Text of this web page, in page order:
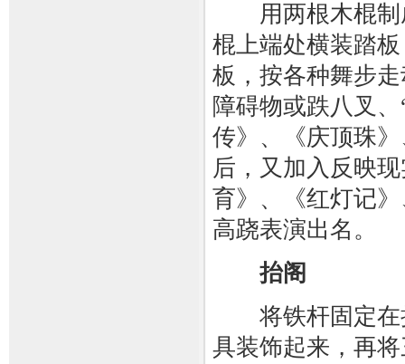
用两根木棍制
棍上端处横装踏
板，按各种舞步
障碍物或跌八叉
传》、《庆顶珠
后，又加入反映
育》、《红灯记
高跷表演出名。
抬阁
将铁杆固定在
具装饰起来，再